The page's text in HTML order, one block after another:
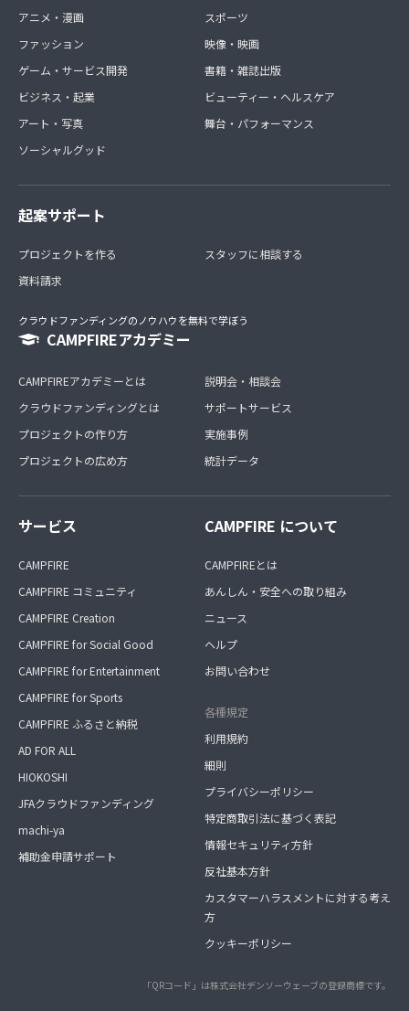
アニメ・漫画
ファッション
ゲーム・サービス開発
ビジネス・起業
アート・写真
ソーシャルグッド
スポーツ
映像・映画
書籍・雑誌出版
ビューティー・ヘルスケア
舞台・パフォーマンス
起案サポート
プロジェクトを作る
資料請求
スタッフに相談する
クラウドファンディングのノウハウを無料で学ぼう
CAMPFIREアカデミー
CAMPFIREアカデミーとは
クラウドファンディングとは
プロジェクトの作り方
プロジェクトの広め方
説明会・相談会
サポートサービス
実施事例
統計データ
サービス
CAMPFIRE
CAMPFIRE コミュニティ
CAMPFIRE Creation
CAMPFIRE for Social Good
CAMPFIRE for Entertainment
CAMPFIRE for Sports
CAMPFIRE ふるさと納税
AD FOR ALL
HIOKOSHI
JFAクラウドファンディング
machi-ya
補助金申請サポート
CAMPFIRE について
CAMPFIREとは
あんしん・安全への取り組み
ニュース
ヘルプ
お問い合わせ
各種規定
利用規約
細則
プライバシーポリシー
特定商取引法に基づく表記
情報セキュリティ方針
反社基本方針
カスタマーハラスメントに対する考え
方
クッキーポリシー
「QRコード」は株式会社デンソーウェーブの登録商標です。